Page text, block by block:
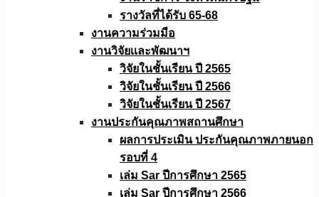
รางวัลที่ได้รับ 65-68
งานความร่วมมือ
งานวิจัยเเละพัฒนาฯ
วิจัยในชั้นเรียน ปี 2565
วิจัยในชั้นเรียน ปี 2566
วิจัยในชั้นเรียน ปี 2567
งานประกันคุณภาพสถานศึกษา
ผลการประเมิน ประกันคุณภาพภายนอก
รอบที่ 4
เล่ม Sar ปีการศึกษา 2565
เล่ม Sar ปีการศึกษา 2566